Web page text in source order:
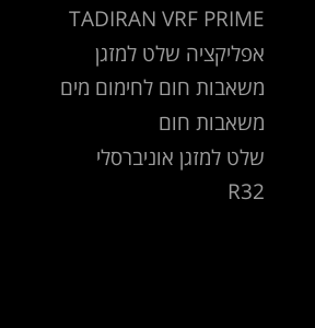
TADIRAN VRF PRIME
אפליקציה שלט למזגן
משאבות חום לחימום מים
משאבות חום
שלט למזגן אוניברסלי
R32